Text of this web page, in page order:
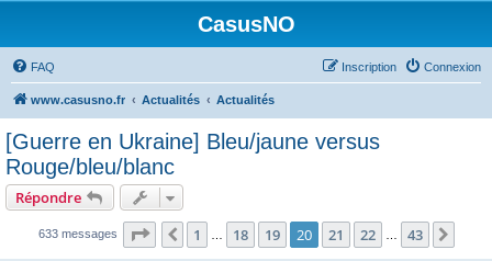
CasusNO
FAQ Connexion
Inscription
www.casusno.fr Actualités Actualités
[Guerre en Ukraine] Bleu/jaune versus
Rouge/bleu/blanc
Répondre
633 messages Page 20 sur 43
Précédent
1 18 19 20 21 22 43